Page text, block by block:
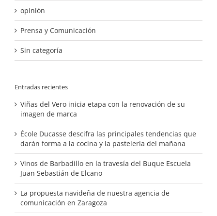
opinión
Prensa y Comunicación
Sin categoría
Entradas recientes
Viñas del Vero inicia etapa con la renovación de su
imagen de marca
École Ducasse descifra las principales tendencias que
darán forma a la cocina y la pastelería del mañana
Vinos de Barbadillo en la travesía del Buque Escuela
Juan Sebastián de Elcano
La propuesta navideña de nuestra agencia de
comunicación en Zaragoza